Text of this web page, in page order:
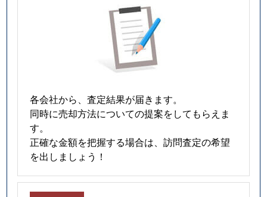
各会社から、査定結果が届きます。
同時に売却方法についての提案をしてもらえま
す。
正確な金額を把握する場合は、訪問査定の希望
を出しましょう！